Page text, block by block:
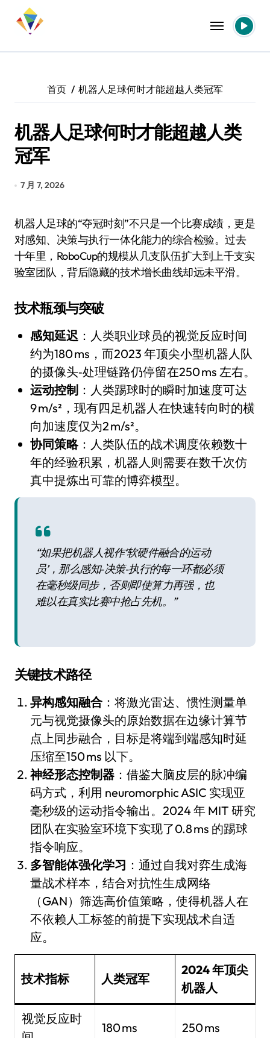
首页 机器人足球何时才能超越人类冠军
机器人足球何时才能超越人类
冠军
7 月 7, 2026
机器人足球的“夺冠时刻”不只是一个比赛成绩，更是
对感知、决策与执行一体化能力的综合检验。过去
十年里，RoboCup的规模从几支队伍扩大到上千支实
验室团队，背后隐藏的技术增长曲线却远未平滑。
技术瓶颈与突破
感知延迟：人类职业球员的视觉反应时间
约为180 ms，而2023 年顶尖小型机器人队
的摄像头‑处理链路仍停留在250 ms 左右。
运动控制 ：人类踢球时的瞬时加速度可达
9 m/s²，现有四足机器人在快速转向时的横
向加速度仅为2 m/s²。
协同策略：人类队伍的战术调度依赖数十
年的经验积累，机器人则需要在数千次仿
真中提炼出可靠的博弈模型。
“如果把机器人视作‘软硬件融合的运动
员’，那么感知‑决策‑执行的每一环都必须
在毫秒级同步，否则即使算力再强，也
难以在真实比赛中抢占先机。”
关键技术路径
异构感知融合：将激光雷达、惯性测量单
元与视觉摄像头的原始数据在边缘计算节
点上同步融合，目标是将端到端感知时延
压缩至150 ms 以下。
神经形态控制器：借鉴大脑皮层的脉冲编
码方式，利用 neuromorphic ASIC 实现亚
毫秒级的运动指令输出。2024 年 MIT 研究
团队在实验室环境下实现了0.8 ms 的踢球
指令响应。
多智能体强化学习 ：通过自我对弈生成海
量战术样本，结合对抗性生成网络
（GAN）筛选高价值策略，使得机器人在
不依赖人工标签的前提下实现战术自适
应。
技术指标 人类冠军
2024 年顶尖
机器人
视觉反应时
180 ms 250 ms